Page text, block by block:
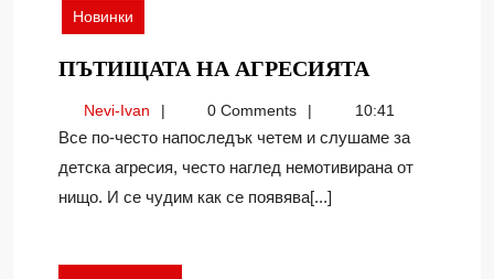
Новинки
ПЪТИЩАТА НА АГРЕСИЯТА
Nevi-IvanNevi-
Ivan
0 Comments 10:41
Все по-често напоследък четем и слушаме за
детска агресия, често наглед немотивирана от
нищо. И се чудим как се появява[...]